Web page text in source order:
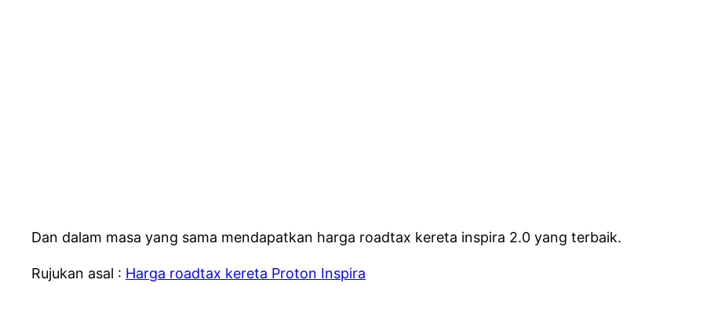
Dan dalam masa yang sama mendapatkan harga roadtax kereta inspira 2.0 yang terbaik.
Rujukan asal : Harga roadtax kereta Proton Inspira